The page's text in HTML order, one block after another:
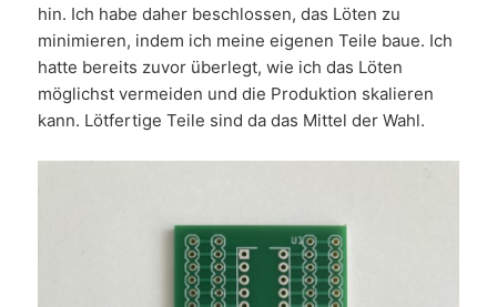
hin. Ich habe daher beschlossen, das Löten zu
minimieren, indem ich meine eigenen Teile baue. Ich
hatte bereits zuvor überlegt, wie ich das Löten
möglichst vermeiden und die Produktion skalieren
kann. Lötfertige Teile sind da das Mittel der Wahl.